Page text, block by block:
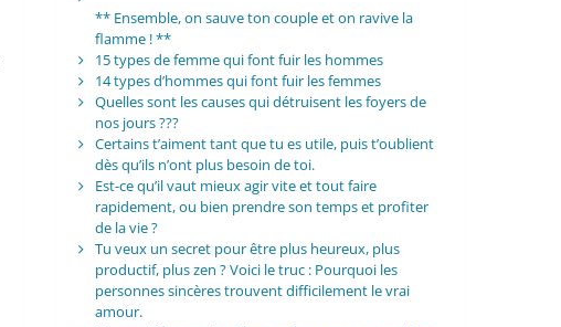
** Ensemble, on sauve ton couple et on ravive la
flamme ! **
15 types de femme qui font fuir les hommes
14 types d’hommes qui font fuir les femmes
Quelles sont les causes qui détruisent les foyers de
nos jours ???
Certains t’aiment tant que tu es utile, puis t’oublient
dès qu’ils n’ont plus besoin de toi.
Est-ce qu’il vaut mieux agir vite et tout faire
rapidement, ou bien prendre son temps et profiter
de la vie ?
Tu veux un secret pour être plus heureux, plus
productif, plus zen ? Voici le truc : Pourquoi les
personnes sincères trouvent difficilement le vrai
amour.